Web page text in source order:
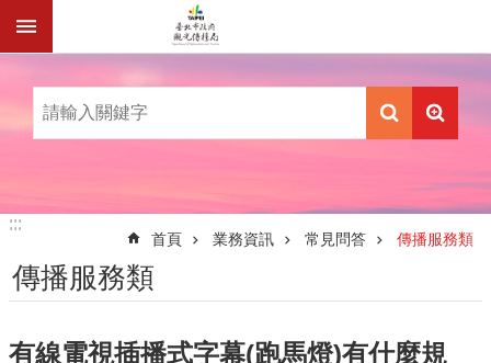
跳到主要內容區塊
:::
:::
首頁 業務資訊 常見問答 傳播服務類
傳播服務類
有線電視插播式字幕(跑馬燈)有什麼規